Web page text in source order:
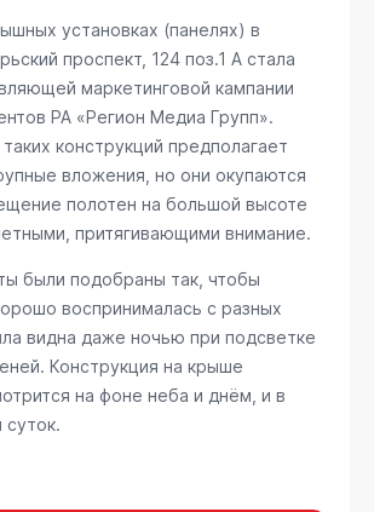
установках (панелях) в
проспект, 124 поз.1 А стала
маркетинговой кампании
РА «Регион Медиа Групп».
конструкций предполагает
вложения, но они окупаются
полотен на большой высоте
притягивающими внимание.
были подобраны так, чтобы
воспринималась с разных
видна даже ночью при подсветке
Конструкция на крыше
на фоне неба и днём, и в